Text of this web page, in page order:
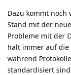
Dazu kommt noch
Stand mit der
Probleme mit der
halt immer auf die
während
standardisiert